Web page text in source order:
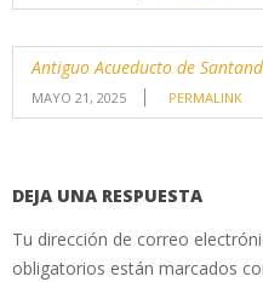
Antiguo Acueducto de
MAYO 21, 2025 PERMALINK
DEJA UNA RESPUESTA
Tu dirección de correo
obligatorios están marcados